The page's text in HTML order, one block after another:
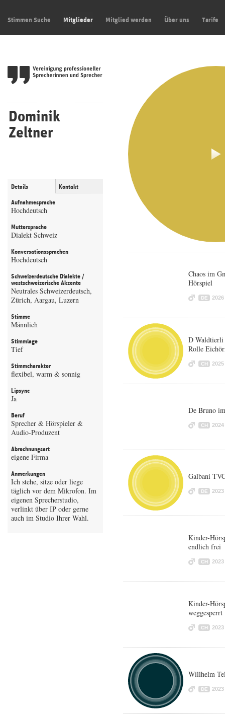
Stimmen Suche Mitglieder Mitglied werden Über uns Tarife
Dominik
Zeltner
Details Kontakt
Aufnahmesprache
Hochdeutsch
Muttersprache
Dialekt Schweiz
Konversationssprachen
Hochdeutsch
Schweizerdeutsche Dialekte /
westschweizerische Akzente
Neutrales Schweizerdeutsch,
Zürich, Aargau, Luzern
Stimme
Männlich
Stimmlage
Tief
Stimmcharakter
flexibel, warm & sonnig
Lipsync
Ja
Beruf
Sprecher & Hörspieler &
Audio-Produzent
Abrechnungsart
eigene Firma
Anmerkungen
Ich stehe, sitze oder liege
täglich vor dem Mikrofon. Im
eigenen Sprecherstudio,
verlinkt über IP oder gerne
auch im Studio Ihrer Wahl.
Chaos im
Hörspiel
DE 2026
D Waldtierli
Rolle
CH 2025
De Bruno
CH 2024
Galbani
DE 2023
Kinder-
endlich frei
CH 2023
Kinder-
weggesperrt
CH 2023
Willhelm
DE 2023